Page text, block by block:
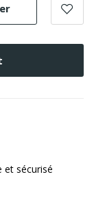
et sécurisé